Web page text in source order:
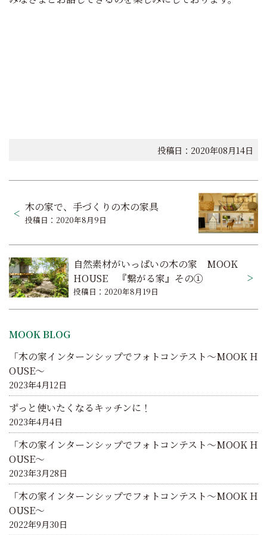
投稿日：2020年08月14日
稿
ナ
ビ
ゲ
ー
シ
ョ
ン
木の家で、手づくりの木の家具
投稿日：2020年8月9日
自然素材がいっぱいの木の家 MOOK
HOUSE 『繋がる家』その①
投稿日：2020年8月19日
MOOK BLOG
「木の家インターンシップでフォトコンテスト～MOOK H
OUSE～
2023年4月12日
ずっと使いたくなるキッチンに！
2023年4月4日
「木の家インターンシップでフォトコンテスト～MOOK H
OUSE～
2023年3月28日
「木の家インターンシップでフォトコンテスト～MOOK H
OUSE～
2022年9月30日